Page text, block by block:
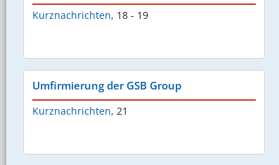
Kurznachrichten, 18 - 19
Umfirmierung der GSB Group
Kurznachrichten, 21